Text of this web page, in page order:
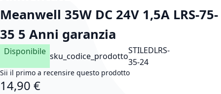
Meanwell 35W DC 24V 1,5A LRS-75-
35 5 Anni garanzia
Disponibile sku_codice_prodotto
STILEDLRS-
35-24
Sii il primo a recensire questo prodotto
As low as
14,90 €